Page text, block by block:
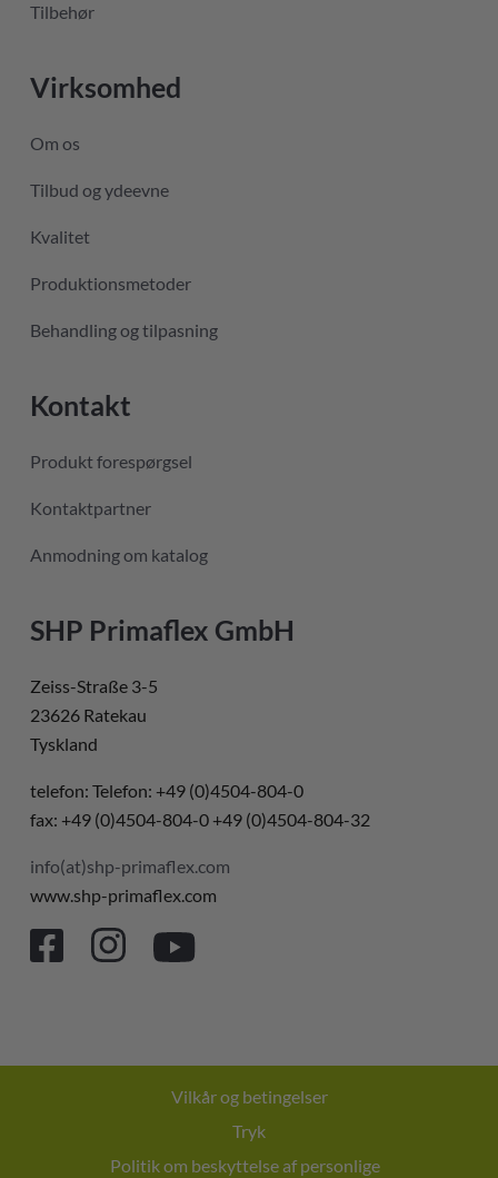
Tilbehør
Virksomhed
Om os
Tilbud og ydeevne
Kvalitet
Produktionsmetoder
Behandling og tilpasning
Kontakt
Produkt forespørgsel
Kontaktpartner
Anmodning om katalog
SHP Primaflex GmbH
Zeiss-Straße 3-5
23626 Ratekau
Tyskland
telefon: Telefon: +49 (0)4504-804-0
fax: +49 (0)4504-804-0 +49 (0)4504-804-32
info(at)shp-primaflex.com
www.shp-primaflex.com
Vilkår og betingelser
Tryk
Politik om beskyttelse af personlige